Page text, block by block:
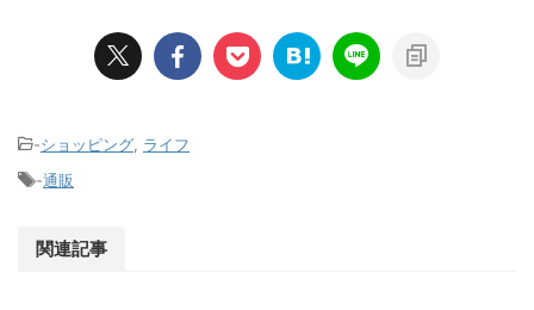
-ショッピング ライフ
-通販
関連記事